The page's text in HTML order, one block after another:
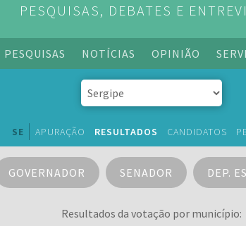
PESQUISAS, DEBATES E
PESQUISAS NOTÍCIAS OPINIÃO
SE APURAÇÃO RESULTADOS CANDIDATOS
GOVERNADOR SENADOR DEP.
Resultados da votação por município: